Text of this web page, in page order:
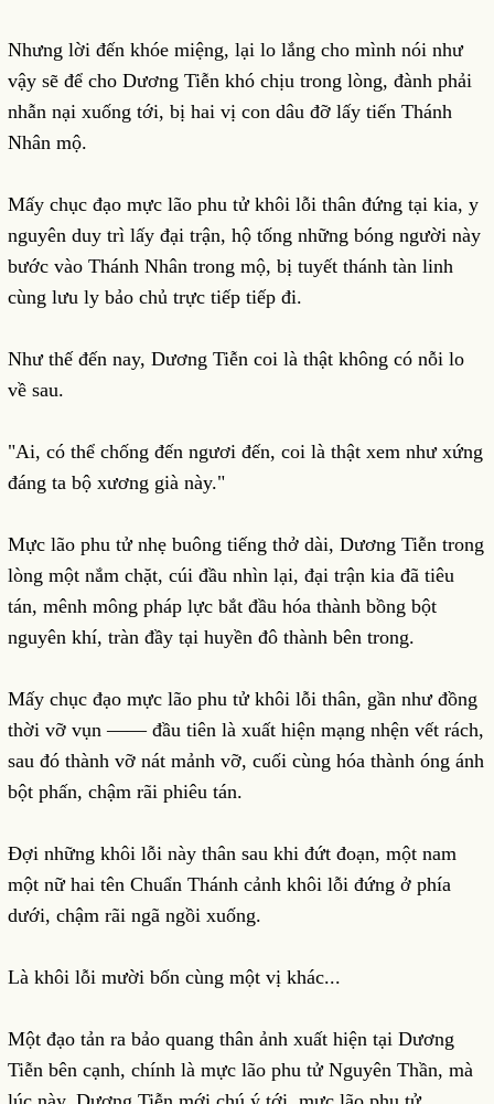
Nhưng lời đến khóe miệng, lại lo lắng cho mình nói như
vậy sẽ để cho Dương Tiễn khó chịu trong lòng, đành phải
nhẫn nại xuống tới, bị hai vị con dâu đỡ lấy tiến Thánh
Nhân mộ.
Mấy chục đạo mực lão phu tử khôi lỗi thân đứng tại kia, y
nguyên duy trì lấy đại trận, hộ tống những bóng người này
bước vào Thánh Nhân trong mộ, bị tuyết thánh tàn linh
cùng lưu ly bảo chủ trực tiếp tiếp đi.
Như thế đến nay, Dương Tiễn coi là thật không có nỗi lo
về sau.
"Ai, có thể chống đến ngươi đến, coi là thật xem như xứng
đáng ta bộ xương già này."
Mực lão phu tử nhẹ buông tiếng thở dài, Dương Tiễn trong
lòng một nắm chặt, cúi đầu nhìn lại, đại trận kia đã tiêu
tán, mênh mông pháp lực bắt đầu hóa thành bồng bột
nguyên khí, tràn đầy tại huyền đô thành bên trong.
Mấy chục đạo mực lão phu tử khôi lỗi thân, gần như đồng
thời vỡ vụn ―― đầu tiên là xuất hiện mạng nhện vết rách,
sau đó thành vỡ nát mảnh vỡ, cuối cùng hóa thành óng ánh
bột phấn, chậm rãi phiêu tán.
Đợi những khôi lỗi này thân sau khi đứt đoạn, một nam
một nữ hai tên Chuẩn Thánh cảnh khôi lỗi đứng ở phía
dưới, chậm rãi ngã ngồi xuống.
Là khôi lỗi mười bốn cùng một vị khác...
Một đạo tản ra bảo quang thân ảnh xuất hiện tại Dương
Tiễn bên cạnh, chính là mực lão phu tử Nguyên Thần, mà